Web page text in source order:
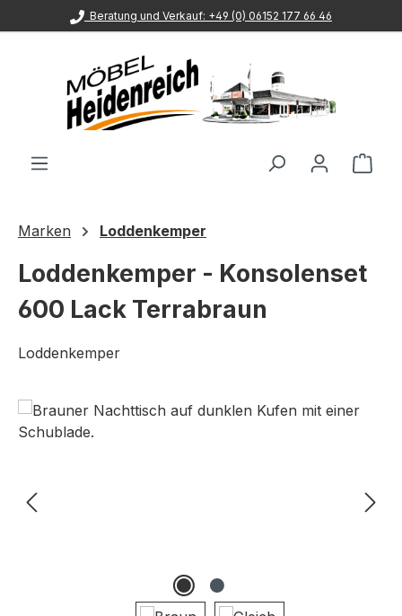
Zum Hauptinhalt springen
Beratung und Verkauf: +49 (0) 06152 177 66 46
Marken Loddenkemper
Loddenkemper - Konsolenset
600 Lack Terrabraun
Loddenkemper
Bildergalerie überspringen